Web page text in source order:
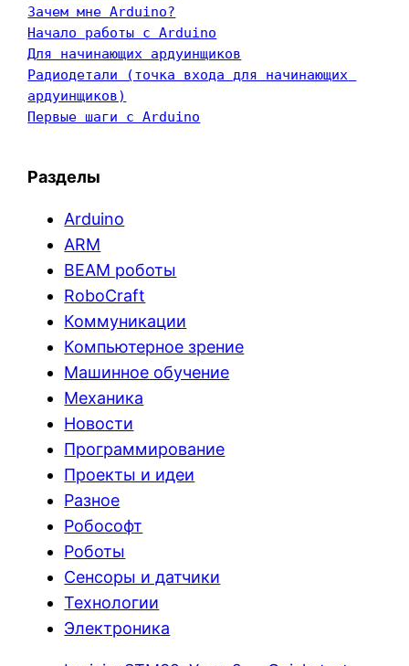
Зачем мне Arduino?
Начало работы с Arduino
Для начинающих ардуинщиков
Радиодетали (точка входа для начинающих
ардуинщиков)
Первые шаги с Arduino
Разделы
Arduino
ARM
BEAM роботы
RoboCraft
Коммуникации
Компьютерное зрение
Машинное обучение
Механика
Новости
Программирование
Проекты и идеи
Разное
Робософт
Роботы
Сенсоры и датчики
Технологии
Электроника